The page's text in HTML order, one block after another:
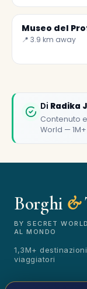
Museo del
📍 3.9 km away
Di Radika
Contenuto
World —
Borghi &
BY SECRET
AL MONDO
1,3M+
viaggiatori
🏆🏆
Rated best
★★★★★